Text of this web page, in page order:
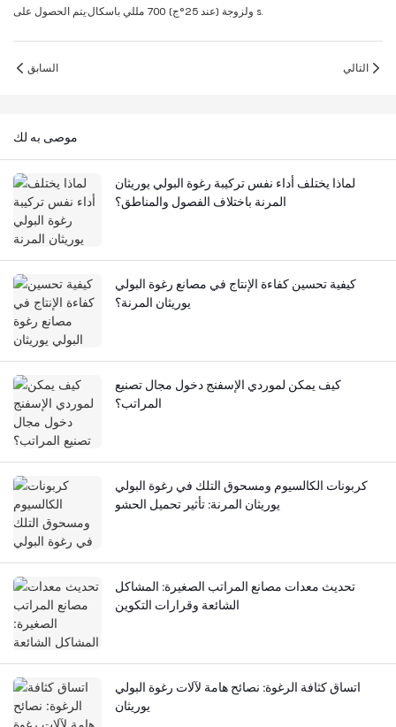
ولزوجة (عند 25°ج) 700 مللي باسكال·يتم الحصول على s.
السابق التالي
موصى به لك
لماذا يختلف أداء نفس تركيبة رغوة البولي يوريثان
المرنة باختلاف الفصول والمناطق؟
كيفية تحسين كفاءة الإنتاج في مصانع رغوة البولي
يوريثان المرنة؟
كيف يمكن لموردي الإسفنج دخول مجال تصنيع
المراتب؟
كربونات الكالسيوم ومسحوق التلك في رغوة البولي
يوريثان المرنة: تأثير تحميل الحشو
تحديث معدات مصانع المراتب الصغيرة: المشاكل
الشائعة وقرارات التكوين
اتساق كثافة الرغوة: نصائح هامة لآلات رغوة البولي
يوريثان